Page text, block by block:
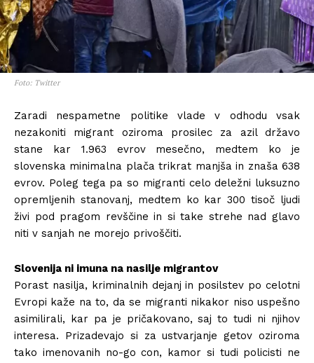
Foto: Twitter
Zaradi nespametne politike vlade v odhodu vsak
nezakoniti migrant oziroma prosilec za azil državo
stane kar 1.963 evrov mesečno, medtem ko je
slovenska minimalna plača trikrat manjša in znaša 638
evrov. Poleg tega pa so migranti celo deležni luksuzno
opremljenih stanovanj, medtem ko kar 300 tisoč ljudi
živi pod pragom revščine in si take strehe nad glavo
niti v sanjah ne morejo privoščiti.
Slovenija ni imuna na nasilje migrantov
Porast nasilja, kriminalnih dejanj in posilstev po celotni
Evropi kaže na to, da se migranti nikakor niso uspešno
asimilirali, kar pa je pričakovano, saj to tudi ni njihov
interesa. Prizadevajo si za ustvarjanje getov oziroma
tako imenovanih no-go con, kamor si tudi policisti ne